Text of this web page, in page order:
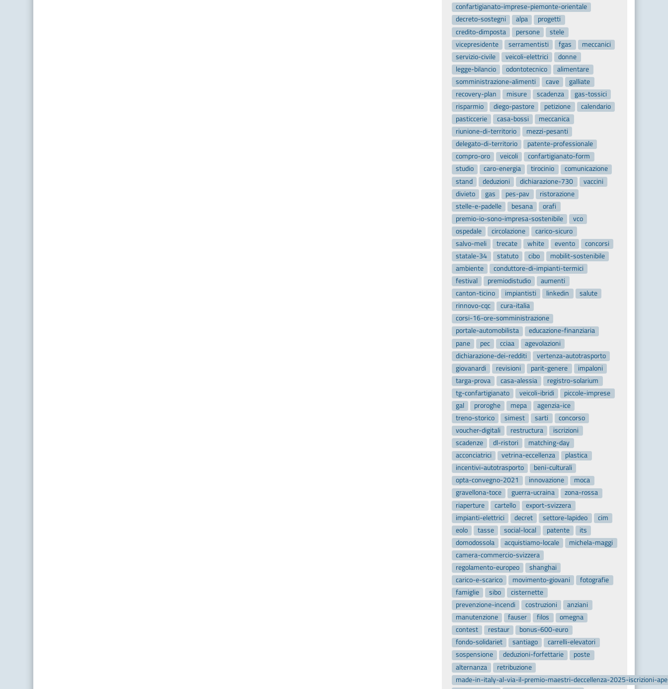
confartigianato-imprese-piemonte-orientale
decreto-sostegni
alpa
progetti
credito-dimposta
persone
stele
vicepresidente
serramentisti fgas
meccanici
servizio-civile
veicoli-elettrici
donne
legge-bilancio
odontotecnico
alimentare
somministrazione-alimenti
cave
galliate
recovery-plan
misure scadenza
gas-tossici
risparmio
diego-pastore petizione
calendario
pasticcerie
casa-bossi
meccanica
riunione-di-territorio
mezzi-pesanti
delegato-di-territorio
patente-professionale
compro-oro
veicoli
confartigianato-form
studio
caro-energia tirocinio
comunicazione
stand
deduzioni dichiarazione-730
vaccini
divieto
gas pes-pav
ristorazione
stelle-e-padelle
besana
orafi
premio-io-sono-impresa-sostenibile
vco
ospedale
circolazione
carico-sicuro
salvo-meli
trecate white evento
concorsi
statale-34
statuto cibo
mobilit-sostenibile
ambiente
conduttore-di-impianti-termici
festival
premiodistudio
aumenti
canton-ticino
impiantisti linkedin
salute
rinnovo-cqc
cura-italia
corsi-16-ore-somministrazione
portale-automobilista
educazione-finanziaria
pane
pec cciaa
agevolazioni
dichiarazione-dei-redditi
vertenza-autotrasporto
giovanardi
revisioni parit-genere
impaloni
targa-prova
casa-alessia
registro-solarium
tg-confartigianato
veicoli-ibridi
piccole-imprese
gal
proroghe mepa
agenzia-ice
treno-storico
simest sarti
concorso
voucher-digitali
restructura
iscrizioni
scadenze
dl-ristori
matching-day
acconciatrici
vetrina-eccellenza
plastica
incentivi-autotrasporto
beni-culturali
opta-convegno-2021
innovazione
moca
gravellona-toce
guerra-ucraina
zona-rossa
riaperture
cartello
export-svizzera
impianti-elettrici
decret settore-lapideo
cim
eolo
tasse social-local patente
its
domodossola
acquistiamo-locale
michela-maggi
camera-commercio-svizzera
regolamento-europeo
shanghai
carico-e-scarico
movimento-giovani
fotografie
famiglie
sibo
cisternette
prevenzione-incendi
costruzioni
anziani
manutenzione
fauser filos
omegna
contest
restaur
bonus-600-euro
fondo-solidariet
santiago
carrelli-elevatori
sospensione
deduzioni-forfettarie
poste
alternanza
retribuzione
made-in-italy-al-via-il-premio-maestri-deccellenza-2025-iscrizioni-